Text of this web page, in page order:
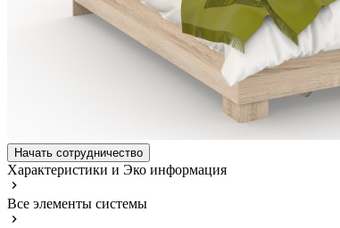
Начать сотрудничество
Характеристики и Эко информация
Все элементы системы